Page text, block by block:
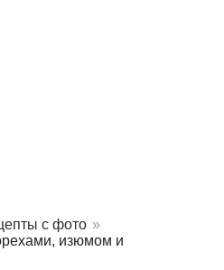
с фото »
изюмом и